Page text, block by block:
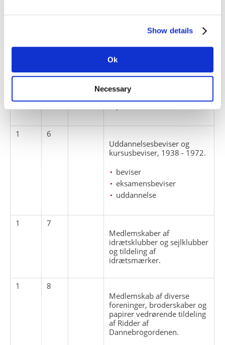
Show details
Ok
Necessary
Løn- og pensionsforhold.
(OBS. Indeholder
personfølsomme
oplysninger).
lønforhold
pensionsforhold
1
6
Uddannelsesbeviser og
kursusbeviser, 1938 - 1972.
beviser
eksamensbeviser
uddannelse
1
7
Medlemskaber af
idrætsklubber og sejlklubber
og tildeling af
idrætsmærker.
1
8
Medlemskab af diverse
foreninger, broderskaber og
papirer vedrørende tildeling
af Ridder af
Dannebrogordenen.